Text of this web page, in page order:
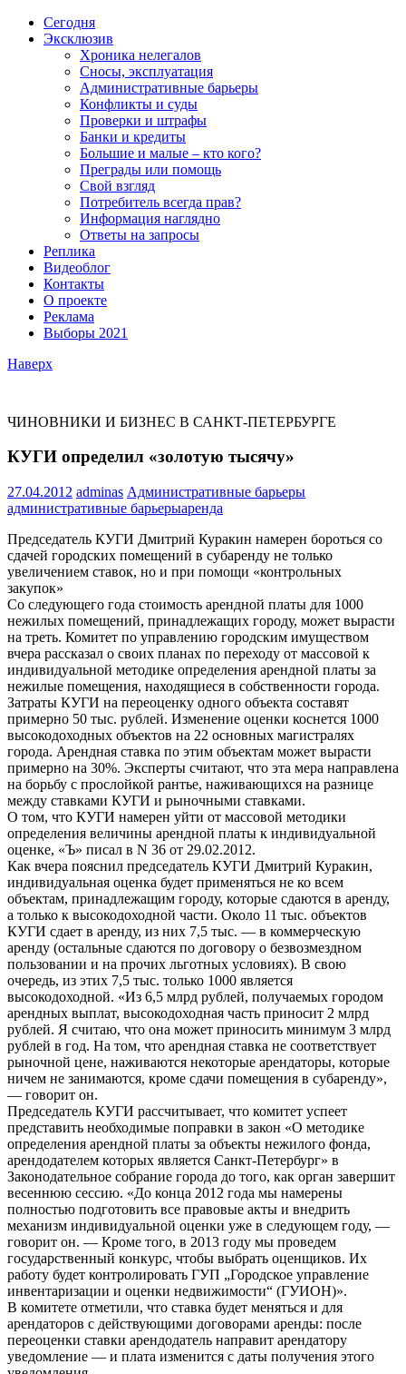
Сегодня
Эксклюзив
Хроника нелегалов
Сносы, эксплуатация
Административные барьеры
Конфликты и суды
Проверки и штрафы
Банки и кредиты
Большие и малые – кто кого?
Преграды или помощь
Свой взгляд
Потребитель всегда прав?
Информация наглядно
Ответы на запросы
Реплика
Видеоблог
Контакты
О проекте
Реклама
Выборы 2021
Наверх
ЧИНОВНИКИ И БИЗНЕС В САНКТ-ПЕТЕРБУРГЕ
КУГИ определил «золотую тысячу»
27.04.2012 adminas Административные барьеры
административные барьерыаренда
Председатель КУГИ Дмитрий Куракин намерен бороться со
сдачей городских помещений в субаренду не только
увеличением ставок, но и при помощи «контрольных
закупок»
Со следующего года стоимость арендной платы для 1000
нежилых помещений, принадлежащих городу, может вырасти
на треть. Комитет по управлению городским имуществом
вчера рассказал о своих планах по переходу от массовой к
индивидуальной методике определения арендной платы за
нежилые помещения, находящиеся в собственности города.
Затраты КУГИ на переоценку одного объекта составят
примерно 50 тыс. рублей. Изменение оценки коснется 1000
высокодоходных объектов на 22 основных магистралях
города. Арендная ставка по этим объектам может вырасти
примерно на 30%. Эксперты считают, что эта мера направлена
на борьбу с прослойкой рантье, наживающихся на разнице
между ставками КУГИ и рыночными ставками.
О том, что КУГИ намерен уйти от массовой методики
определения величины арендной платы к индивидуальной
оценке, «Ъ» писал в N 36 от 29.02.2012.
Как вчера пояснил председатель КУГИ Дмитрий Куракин,
индивидуальная оценка будет применяться не ко всем
объектам, принадлежащим городу, которые сдаются в аренду,
а только к высокодоходной части. Около 11 тыс. объектов
КУГИ сдает в аренду, из них 7,5 тыс. — в коммерческую
аренду (остальные сдаются по договору о безвозмездном
пользовании и на прочих льготных условиях). В свою
очередь, из этих 7,5 тыс. только 1000 является
высокодоходной. «Из 6,5 млрд рублей, получаемых городом
арендных выплат, высокодоходная часть приносит 2 млрд
рублей. Я считаю, что она может приносить минимум 3 млрд
рублей в год. На том, что арендная ставка не соответствует
рыночной цене, наживаются некоторые арендаторы, которые
ничем не занимаются, кроме сдачи помещения в субаренду»,
— говорит он.
Председатель КУГИ рассчитывает, что комитет успеет
представить необходимые поправки в закон «О методике
определения арендной платы за объекты нежилого фонда,
арендодателем которых является Санкт-Петербург» в
Законодательное собрание города до того, как орган завершит
весеннюю сессию. «До конца 2012 года мы намерены
полностью подготовить все правовые акты и внедрить
механизм индивидуальной оценки уже в следующем году, —
говорит он. — Кроме того, в 2013 году мы проведем
государственный конкурс, чтобы выбрать оценщиков. Их
работу будет контролировать ГУП „Городское управление
инвентаризации и оценки недвижимости“ (ГУИОН)».
В комитете отметили, что ставка будет меняться и для
арендаторов с действующими договорами аренды: после
переоценки ставки арендодатель направит арендатору
уведомление — и плата изменится с даты получения этого